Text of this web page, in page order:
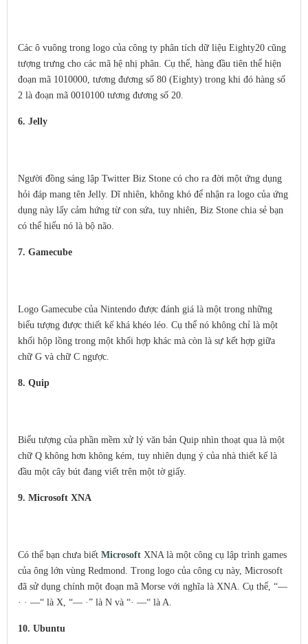
Các ô vuông trong logo của công ty phân tích dữ liệu Eighty20 cũng
tượng trưng cho các mã hệ nhị phân. Cụ thể, hàng đầu tiên thể hiện
đoạn mã 1010000, tương đương số 80 (Eighty) trong khi đó hàng số
2 là đoạn mã 0010100 tương đương số 20.
6. Jelly
Người đồng sáng lập Twitter Biz Stone có cho ra đời một ứng dụng
hỏi đáp mang tên Jelly. Dĩ nhiên, không khó để nhận ra logo của ứng
dụng này lấy cảm hứng từ con sứa, tuy nhiên, Biz Stone chia sẻ bạn
có thể hiểu nó là bộ não.
7. Gamecube
Logo Gamecube của Nintendo được đánh giá là một trong những
biểu tượng được thiết kế khá khéo léo. Cụ thể nó không chỉ là một
khối hộp lồng trong một khối hợp khác mà còn là sự kết hợp giữa
chữ G và chữ C ngược.
8. Quip
Biểu tượng của phần mềm xử lý văn bản Quip nhìn thoạt qua là một
chữ Q không hơn không kém, tuy nhiên dụng ý của nhà thiết kế là
đầu một cây bút đang viết trên một tờ giấy.
9. Microsoft XNA
Có thể bạn chưa biết Microsoft XNA là một công cụ lập trình games
của ông lớn vùng Redmond. Trong logo của công cụ này, Microsoft
đã sử dụng chính một đoạn mã Morse với nghĩa là XNA. Cụ thể, “—
· · —“ là X, “— ·” là N và “· —“ là A.
10. Ubuntu